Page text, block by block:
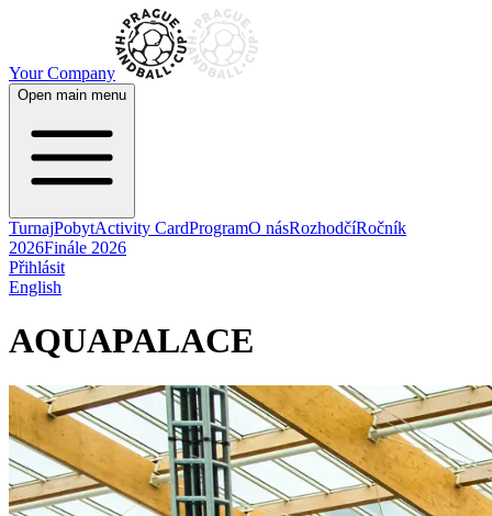
Your Company
Open main menu
TurnajPobytActivity CardProgramO násRozhodčíRočník
2026Finále 2026
Přihlásit
English
AQUAPALACE